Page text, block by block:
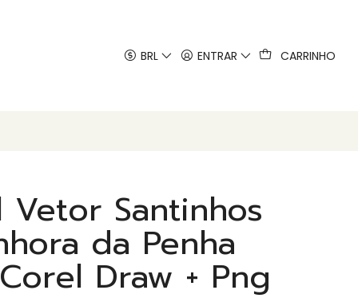
BRL ENTRAR CARRINHO
Santinhos
da Penha
Draw + Png